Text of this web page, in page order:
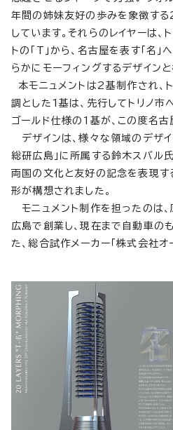
年間の姉妹友好の歩みを象徴す
しています。それらのレイヤーは、
トの「T」から、名古屋を表す「名
らかにモーフィングするデザインと
本モニュメントは2基制作され、
調とした1基は、先行してトリノ市
ゴールド仕様の1基が、この度名古
デザインは、様々な領域のデザ
総研広島」に所属する鈴木スバル
両国の文化と友好の記念を表現す
形が構想されました。
モニュメント制作を担ったのは
広島で創業し、現在まで自動車の
た、総合試作メーカー「株式会社オ